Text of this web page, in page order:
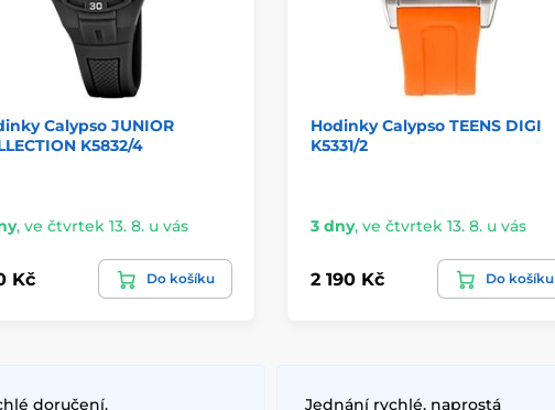
Calypso JUNIOR
K5832/4
, ve čtvrtek 13. 8. u vás
Kč Do košíku
Hodinky Calypso TEENS DIGI
K5331/2
3 dny, ve čtvrtek 13. 8. u vás
2 190 Kč Do košíku
doručení. Jednání rychlé, naprostá